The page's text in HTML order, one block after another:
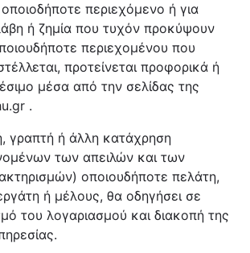
περιεχόμενο ή για
ή ζημία που τυχόν προκύψουν
περιεχομένου που
προτείνεται προφορικά ή
μέσα από την σελίδας της
.
γραπτή ή άλλη κατάχρηση
των απειλών και των
οποιουδήποτε πελάτη,
ή μέλους, θα οδηγήσει σε
του λογαριασμού και διακοπή της